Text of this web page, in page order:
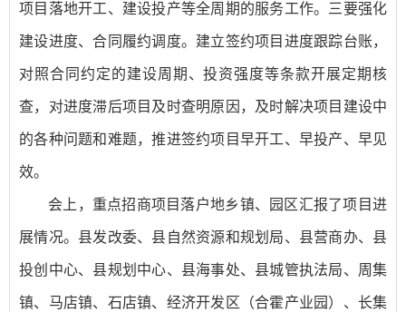
项目落地开工、建设投产等全周期的服务工作。三要强化
建设进度、合同履约调度。建立签约项目进度跟踪台账，
对照合同约定的建设周期、投资强度等条款开展定期核
查，对进度滞后项目及时查明原因，及时解决项目建设中
的各种问题和难题，推进签约项目早开工、早投产、早见
效。
会上，重点招商项目落户地乡镇、园区汇报了项目进
展情况。县发改委、县自然资源和规划局、县营商办、县
投创中心、县规划中心、县海事处、县城管执法局、周集
镇、马店镇、石店镇、经济开发区（合霍产业园）、长集